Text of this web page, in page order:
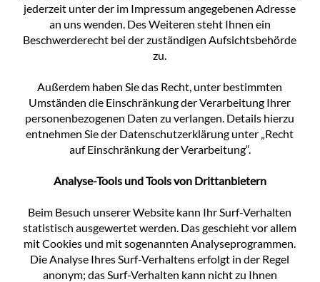
jederzeit unter der im Impressum angegebenen Adresse
an uns wenden. Des Weiteren steht Ihnen ein
Beschwerderecht bei der zuständigen Aufsichtsbehörde
zu.
Außerdem haben Sie das Recht, unter bestimmten
Umständen die Einschränkung der Verarbeitung Ihrer
personenbezogenen Daten zu verlangen. Details hierzu
entnehmen Sie der Datenschutzerklärung unter „Recht
auf Einschränkung der Verarbeitung“.
Analyse-Tools und Tools von Drittanbietern
Beim Besuch unserer Website kann Ihr Surf-Verhalten
statistisch ausgewertet werden. Das geschieht vor allem
mit Cookies und mit sogenannten Analyseprogrammen.
Die Analyse Ihres Surf-Verhaltens erfolgt in der Regel
anonym; das Surf-Verhalten kann nicht zu Ihnen